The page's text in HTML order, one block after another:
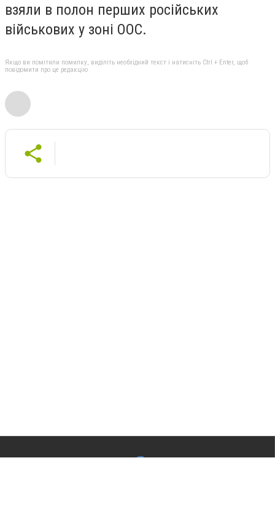
взяли в полон перших російських
військових у зоні ООС.
Якщо ви помітили помилку, виділіть необхідний текст і натисніть Ctrl + Enter, щоб
повідомити про це редакцію